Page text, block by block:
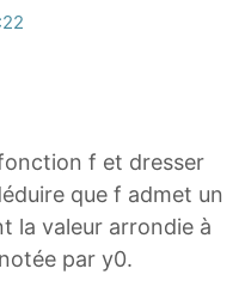
f et dresser
que f admet un
la valeur arrondie à
par y0.